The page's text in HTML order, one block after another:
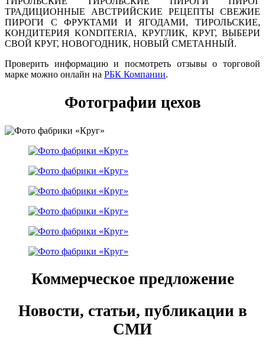
ТРАДИЦИОННЫЕ АВСТРИЙСКИЕ РЕЦЕПТЫ СВЕЖИЕ
ПИРОГИ С ФРУКТАМИ И ЯГОДАМИ, ТИРОЛЬСКИЕ,
КОНДИТЕРИЯ KONDITERIA, КРУГЛИК, КРУГ, ВЫБЕРИ
СВОЙ КРУГ, НОВОГОДНИК, НОВЫЙ СМЕТАННЫЙ.
Проверить информацию и посмотреть отзывы о торговой
марке можно онлайн на РБК Компании.
Фотографии цехов
Коммерческое предложение
Новости, статьи, публикации в
СМИ